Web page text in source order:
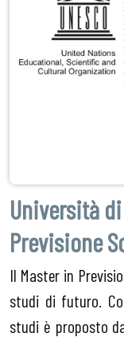
Università
Previsione
Il Master in
studi di futuro.
studi è proposto